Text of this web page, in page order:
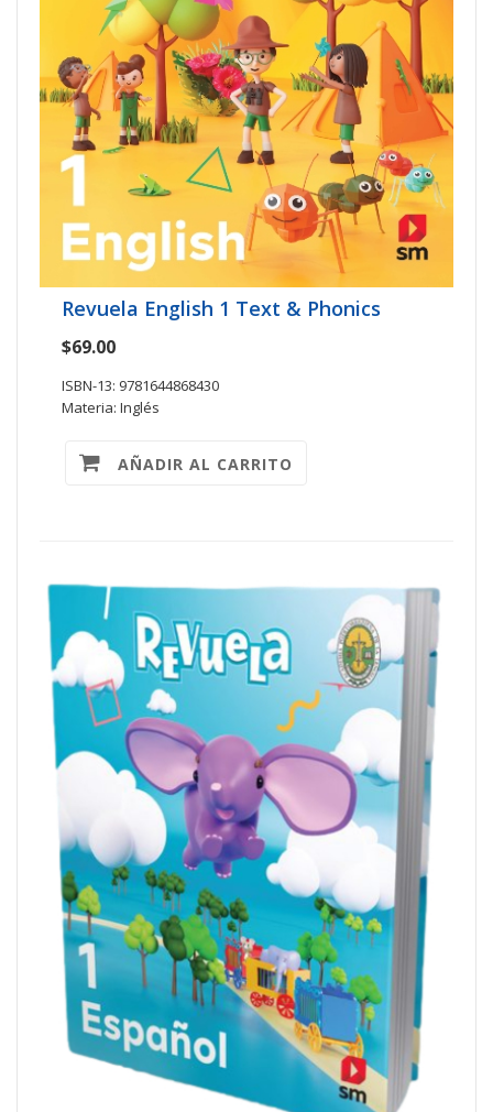
Revuela English 1 Text & Phonics
$69.00
ISBN-13: 9781644868430
Materia: Inglés
AÑADIR AL CARRITO